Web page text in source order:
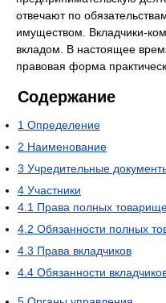
отвечают по
имуществом. Вкладчики-
вкладом. В настоящее
правовая форма
Содержание
1 Определение
2 Наименование
3 Учредительные
4 Участники
4.1 Права полных
4.2 Обязанности полных
4.3 Права вкладчиков
4.4 Обязанности